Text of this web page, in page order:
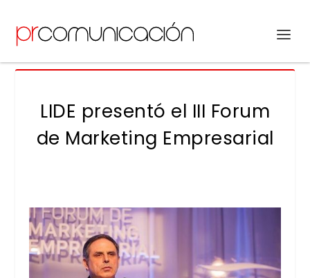
LIDE presentó el III Forum
de Marketing Empresarial